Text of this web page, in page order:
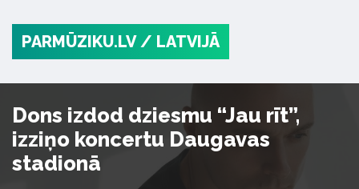
PARMŪZIKU.LV / LATVIJĀ
Dons izdod dziesmu “Jau rīt”,
izziņo koncertu Daugavas
stadionā